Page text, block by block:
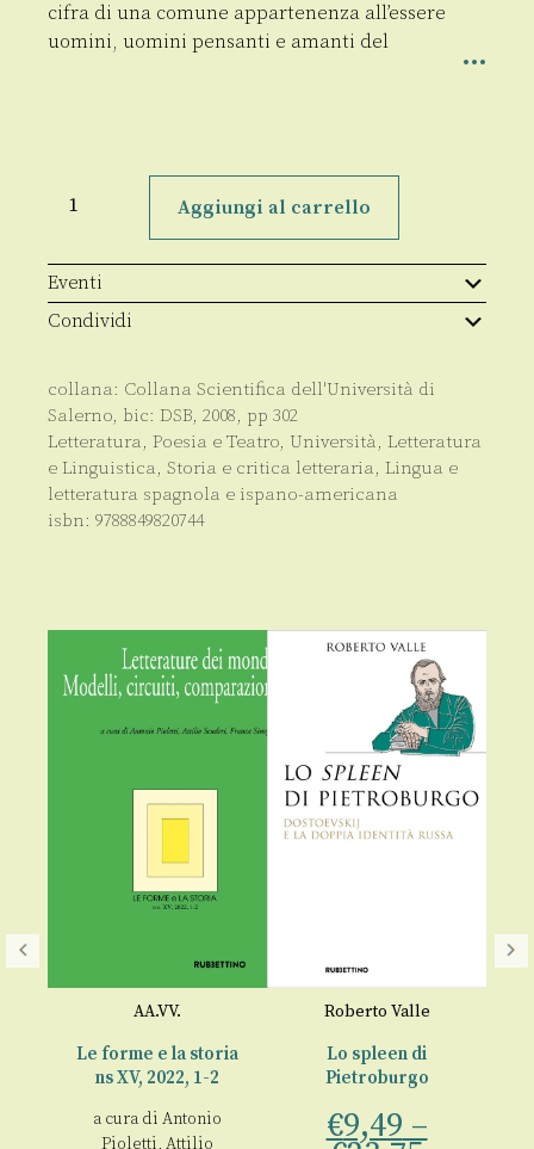
cifra di una comune appartenenza all’essere
uomini, uomini pensanti e amanti del
memoria
l'invenzione.
Presenza
dei
classici
nella
Novecento
quantità
Aggiungi al carrello
Eventi
Condividi
collana: Collana Scientifica dell'Università di
Salerno, bic: DSB, 2008, pp 302
Letteratura, Poesia e Teatro, Università, Letteratura
e Linguistica, Storia e critica letteraria, Lingua e
letteratura spagnola e ispano-americana
isbn: 9788849820744
AA.VV.
Le forme e la storia
ns XV, 2022, 1-2
a cura di Antonio
Pioletti, Attilio
Roberto Valle
Lo spleen di
Pietroburgo
€9,49 –